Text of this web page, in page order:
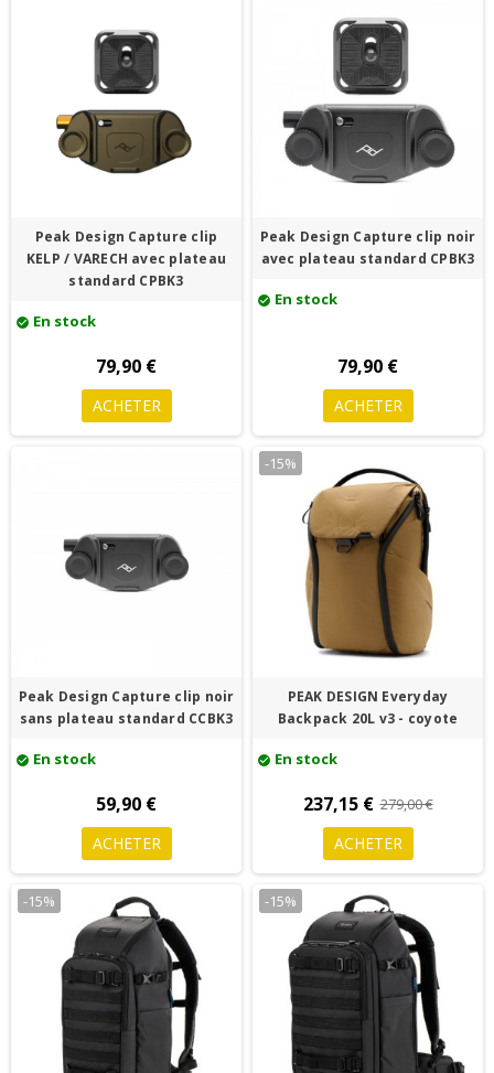
Peak Design Capture clip
KELP / VARECH avec plateau
standard CPBK3
check_circle En stock
79,90 €
ACHETER
Peak Design Capture clip noir
avec plateau standard CPBK3
check_circle En stock
79,90 €
ACHETER
Peak Design Capture clip noir
sans plateau standard CCBK3
check_circle En stock
59,90 €
ACHETER
-15%
PEAK DESIGN Everyday
Backpack 20L v3 - coyote
check_circle En stock
237,15 € 279,00 €
ACHETER
-15% -15%